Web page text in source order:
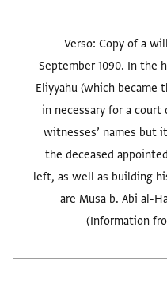
Verso: Copy of a
September 1090. In the
Eliyyahu (which
in necessary for a
witnesses’ names but
the deceased
left, as well as building
are Musa b. Abi al-
(Information